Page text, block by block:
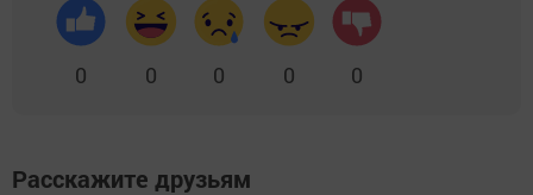
0 0 0 0 0
Расскажите друзьям